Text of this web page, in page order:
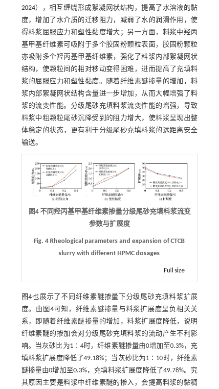
2024），相互缠绕形成絮凝网状结构，提高了水溶液的黏
度，增加了水介质的迁移阻力，减弱了水的润滑作用，使
得料浆屈服应力和塑性黏度增大；另一方面，料浆中羟丙
基甲基纤维素可吸附于多个胶固粉颗粒表面，胶固粉颗粒
亦吸附多个羟丙基甲基纤维素，强化了料浆内部絮凝网状
结构，使颗粒间的相对移动变得困难，进而提高了充填料
浆的屈服应力和塑性黏度。随着纤维素醚掺量的增加，料
浆内部絮凝网状结构含量进一步增加，从而大幅增强了料
浆的流变性能。分级尾砂充填料浆流变性能的增强，导致
料浆中粗颗粒尾砂沉降受到的阻力增大，使料浆呈现出整
体稳定的状态，更有利于分级尾砂充填料浆的远距离安全
输送。
图4 不同羟丙基甲基纤维素掺量分级尾砂充填料浆流变
参数与扩展度
Fig. 4 Rheological parameters and expansion of CTCB
slurry with different HPMC dosages
Full size
图4也展示了不同纤维素醚掺量下分级尾砂充填料浆扩展
度。由 图4可知，纤维素醚掺量与料浆扩展度呈负相关关
系，即随着纤维素醚掺量的增加，料浆扩展度降低，说明
纤维素醚的掺加会对分级尾砂充填料浆的流动产生不利影
响。当灰砂比为1∶4时，纤维素醚掺量由0增加至0.3%，充
填料浆扩展度降低了49.18%；当灰砂比为1∶10时，纤维素
醚掺量由0增加至0.3%，充填料浆扩展度降低了49.78%。究
其原因主要是料浆中纤维素醚的掺入，会提高料浆的黏稠